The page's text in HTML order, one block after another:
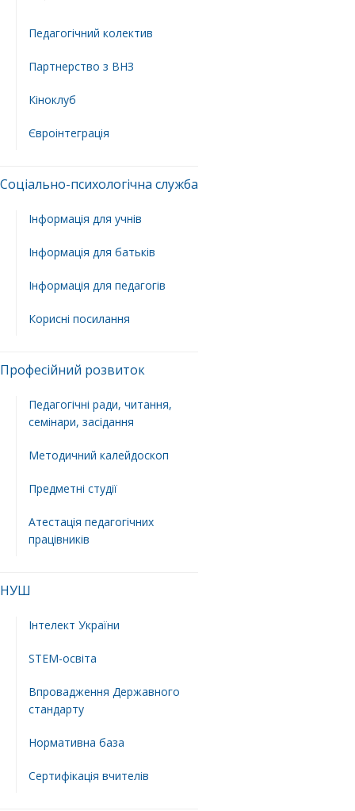
Педагогічний колектив
Партнерство з ВНЗ
Кіноклуб
Євроінтеграція
Соціально-психологічна служба
Інформація для учнів
Інформація для батьків
Інформація для педагогів
Корисні посилання
Професійний розвиток
Педагогічні ради, читання,
семінари, засідання
Методичний калейдоскоп
Предметні студії
Атестація педагогічних
працівників
НУШ
Інтелект України
STEM-освіта
Впровадження Державного
стандарту
Нормативна база
Сертифікація вчителів